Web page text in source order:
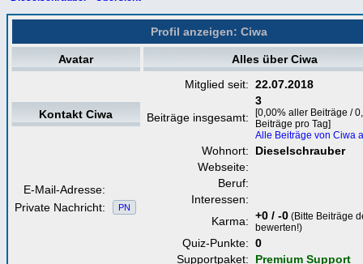
Profil anzeigen: Ciwa
Avatar
Alles über Ciwa
Mitglied seit: 22.07.2018
Beiträge insgesamt:
3
[0,00% aller Beiträge /
Beiträge pro Tag]
Alle Beiträge von Ciwa
Wohnort:
Dieselschrauber
Webseite:
Beruf:
Interessen:
Karma: +0 / -0 (Bitte Beiträge
bewerten!)
Quiz-Punkte: 0
Supportpaket:
Premium Support
Kontakt Ciwa
E-Mail-Adresse:
Private Nachricht:
PN